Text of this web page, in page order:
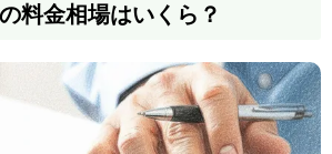
料金相場はいくら？